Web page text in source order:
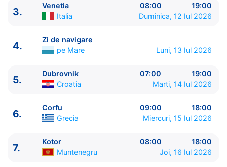
ITINERARIU
----------------------------------------
1. Brindisi Italia ⚓ - 18:00
Venetia Italia
4.
Zi de navigare pe Mare
0:00 - 0:00
3.
Venetia 08:00
19:00
Italia
Duminica, 12 Iul 2026
4.
Zi de navigare
pe Mare
Luni, 13 Iul 2026
5.
Dubrovnik 07:00
19:00
Croatia
Marti, 14 Iul 2026
6.
Corfu 09:00
18:00
Grecia
Miercuri, 15 Iul 2026
7.
Kotor 08:00
18:00
Muntenegru
Joi, 16 Iul 2026